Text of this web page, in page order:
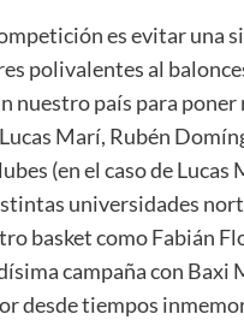
es evitar una
polivalentes al
nuestro país para
Marí, Rubén
(en el caso de Lucas
universidades
basket como Fabián
campaña con Baxi
desde tiempos